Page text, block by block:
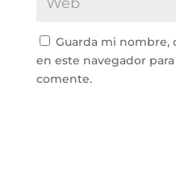
Guarda mi nombre,
en este navegador
comente.